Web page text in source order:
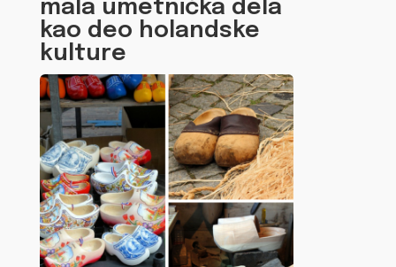
mala umetnička dela
kao deo holandske
kulture